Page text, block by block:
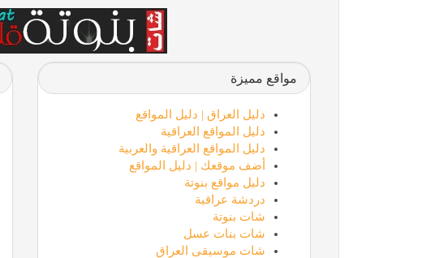
مواقع مميزة
دليل العراق | دليل المواقع
دليل المواقع العراقية
دليل المواقع العراقية والعربية
أضف موقعك | دليل المواقع
دليل مواقع بنوتة
دردشة عراقية
شات بنوتة
شات بنات عسل
شات موسيقى العراق